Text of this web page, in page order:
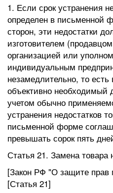
1. Если срок устранения
определен в письменной
сторон, эти недостатки
изготовителем
организацией или
индивидуальным
незамедлительно, то
объективно необходимый
учетом обычно
устранения недостатков
письменной форме
превышать сорок пять
Статья 21. Замена товара
[Закон РФ "О защите прав
[Статья 21]